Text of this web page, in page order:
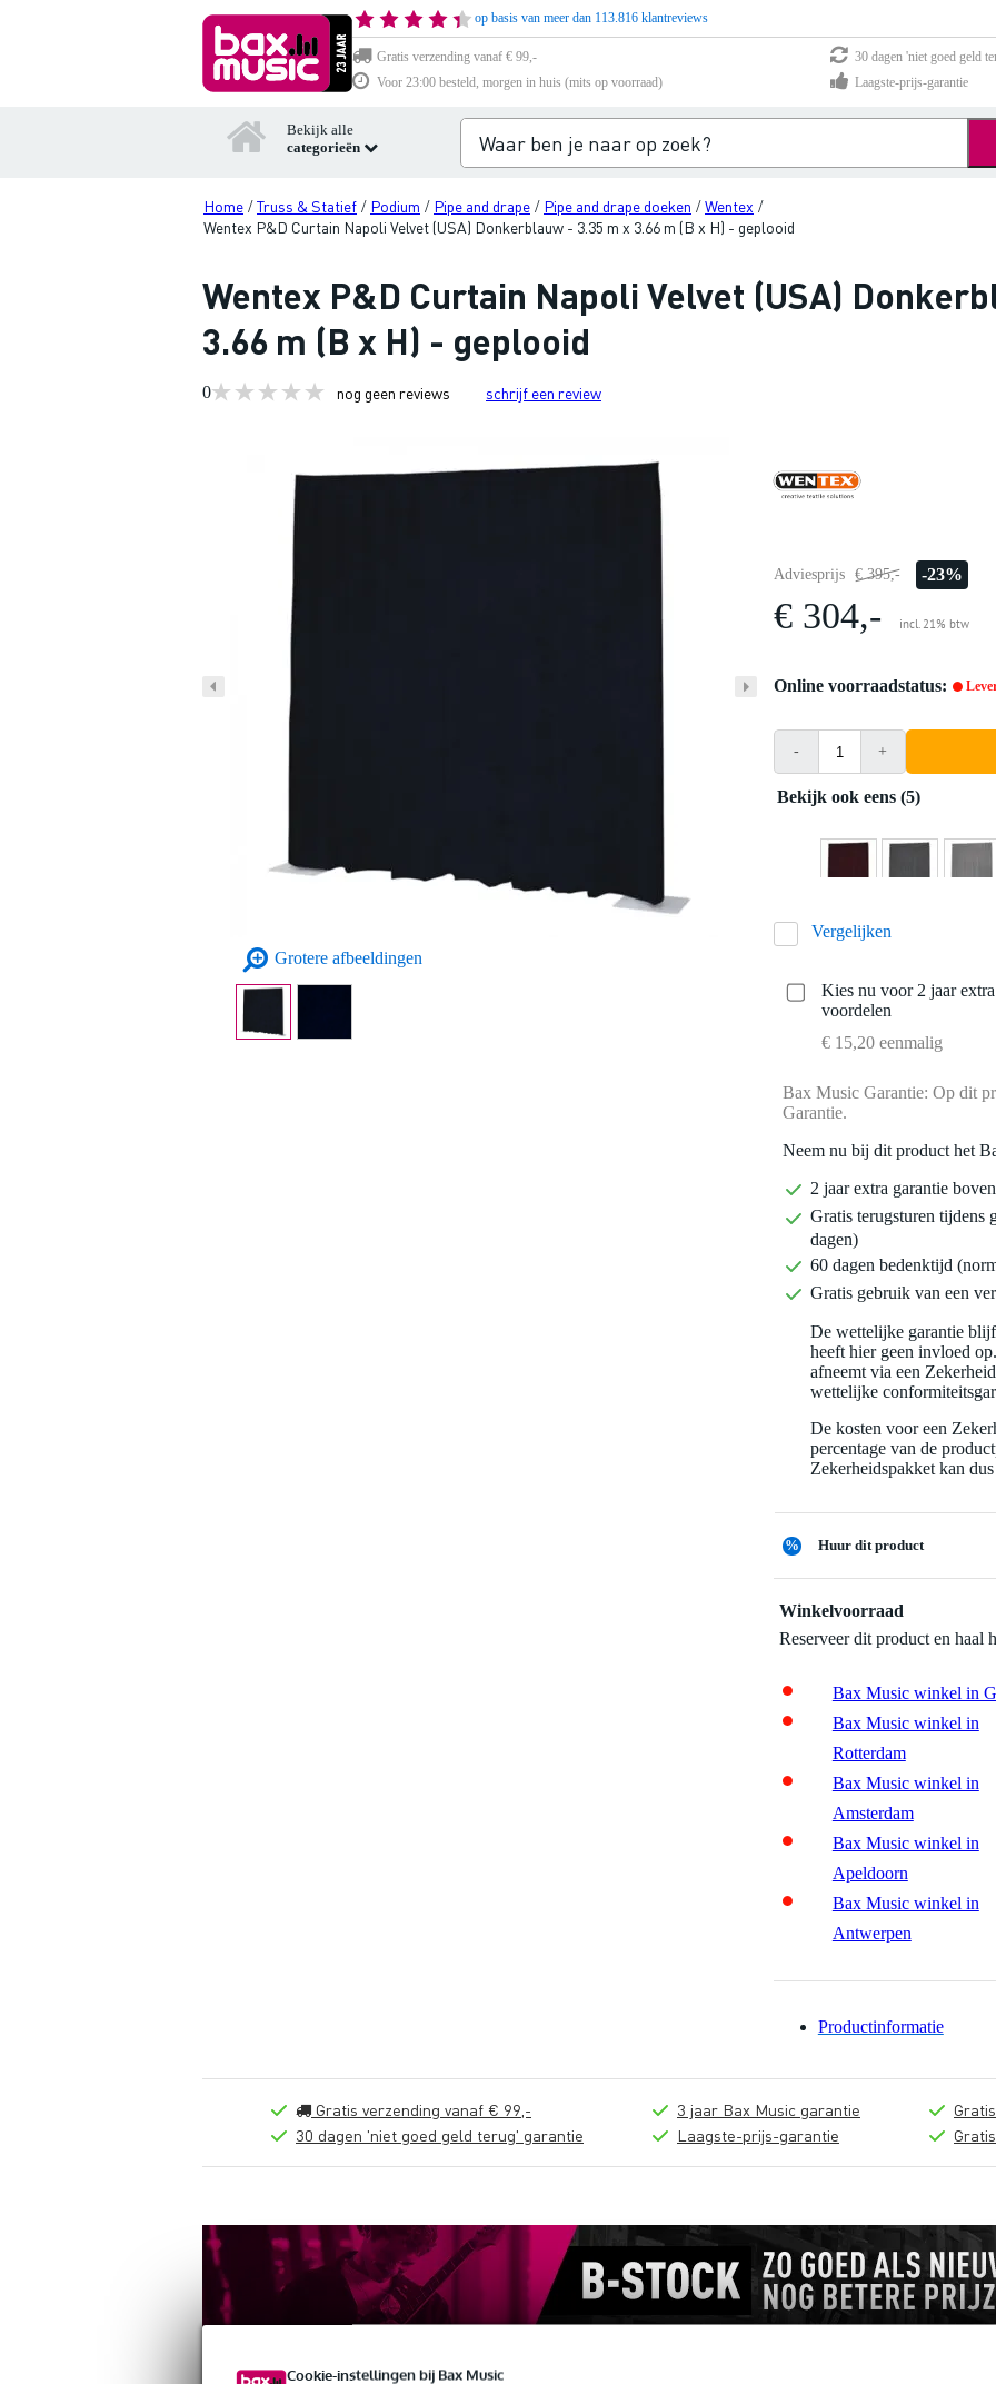
Cookie-instellingen bij Bax Music
op basis van meer dan 113.816 klantreviews
Gratis verzending vanaf € 99,-
30 dagen 'niet goed geld
Voor 23:00 besteld, morgen in huis (mits op voorraad)
Laagste-prijs-garantie
Bekijk alle
categorieën
Home /Truss & Statief / Podium / Pipe and drape / Pipe and drape doeken /Wentex /
Wentex P&D Curtain Napoli Velvet (USA) Donkerblauw - 3.35 m x 3.66 m (B x H) - geplooid
Wentex P&D Curtain Napoli Velvet (USA)
3.66 m (B x H) - geplooid
0 nog geen reviews schrijf een review
Grotere afbeeldingen
Adviesprijs € 395,- -23%
€ 304,- incl. 21% btw
Online voorraadstatus:
- +
Bekijk ook eens (5)
Vergelijken
Kies nu voor 2 jaar
voordelen
€ 15,20 eenmalig
Bax Music Garantie: Op dit
Garantie.
Neem nu bij dit product het
2 jaar extra garantie
Gratis terugsturen tijdens
dagen)
60 dagen bedenktijd
Gratis gebruik van een
De wettelijke garantie
heeft hier geen invloed
afneemt via een
wettelijke
De kosten voor een
percentage van de
Zekerheidspakket kan
% Huur dit product
Winkelvoorraad
Reserveer dit product en haal
Bax Music winkel in
Bax Music winkel in
Rotterdam
Bax Music winkel in
Amsterdam
Bax Music winkel in
Apeldoorn
Bax Music winkel in
Antwerpen
Productinformatie
Gratis verzending vanaf € 99,-
30 dagen 'niet goed geld terug' garantie
3 jaar Bax Music garantie
Laagste-prijs-garantie